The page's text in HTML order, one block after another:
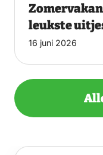
leukste
16 juni 2026